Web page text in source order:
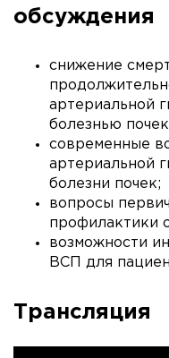
обсуждения
снижение
артериальной
болезнью
современные
артериальной
болезни почек;
вопросы
профилактики
возможности
ВСП для
Трансляция